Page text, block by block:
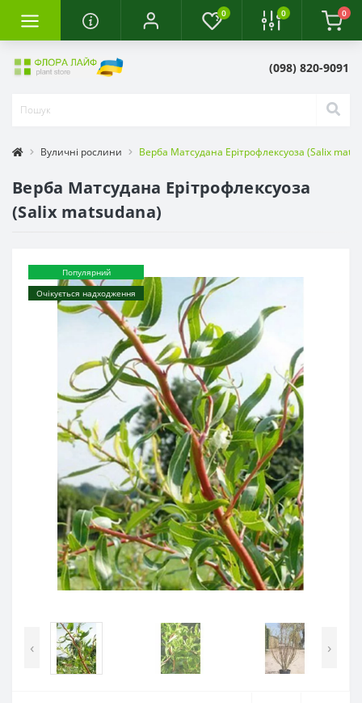
0 0 0
(098) 820-9091
Вуличні рослини Верба Матсудана Ерітрофлексуоза (Salix
Верба Матсудана Ерітрофлексуоза
(Salix matsudana)
Популярний
Очікується надходження
‹ ›